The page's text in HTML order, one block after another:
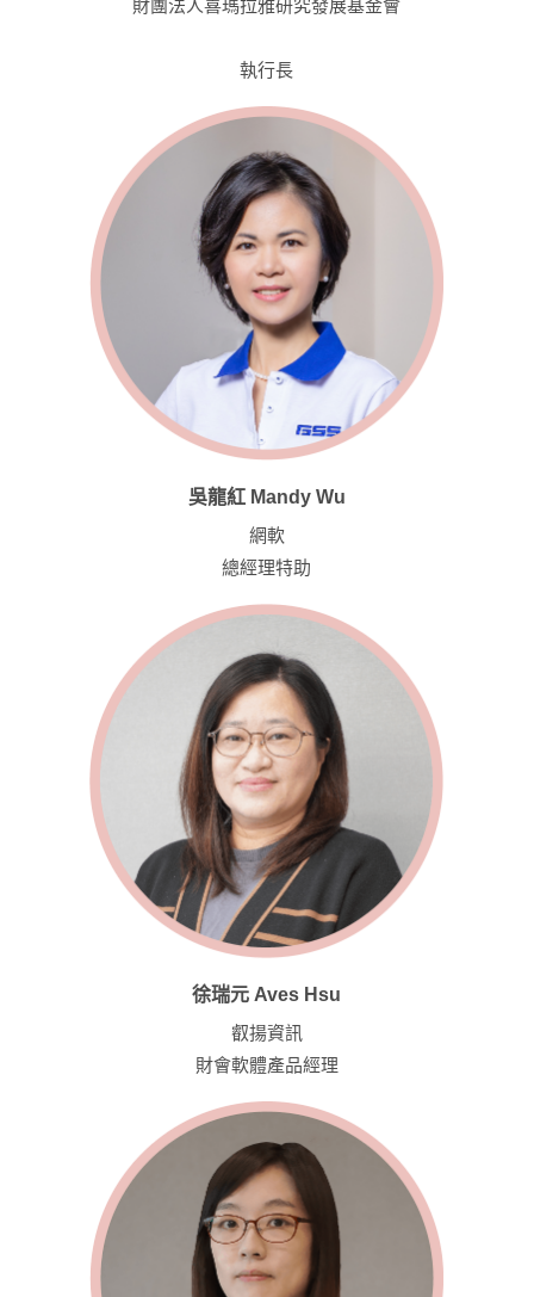
財團法人喜瑪拉雅研究發展基金會
執行長
吳龍紅 Mandy Wu
網軟
總經理特助
徐瑞元 Aves Hsu
叡揚資訊
財會軟體產品經理